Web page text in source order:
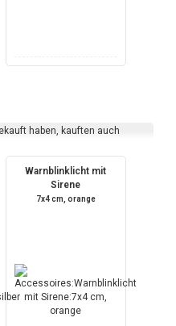
haben, kauften auch
Warnblinklicht mit
Sirene
7x4 cm, orange